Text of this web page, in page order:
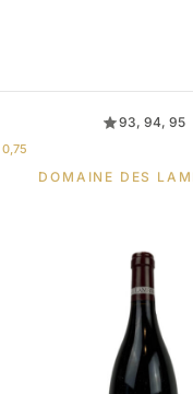
93, 94, 95
0,75
DOMAINE DES